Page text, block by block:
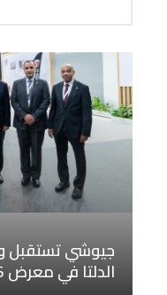
جيوشي
الدلتا في معرض TransMEA 2025